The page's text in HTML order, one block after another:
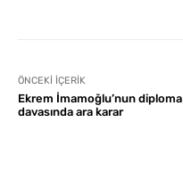
ÖNCEKI İÇERIK
Ekrem İmamoğlu’nun diploma
davasında ara karar